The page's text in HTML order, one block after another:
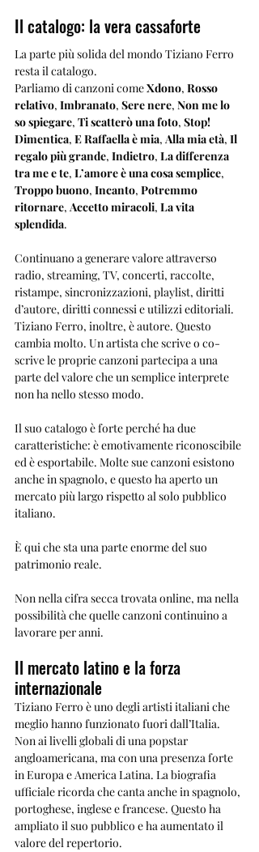
Il catalogo: la vera cassaforte
La parte più solida del mondo Tiziano Ferro
resta il catalogo.
Parliamo di canzoni come Xdono, Rosso
relativo, Imbranato, Sere nere, Non me lo
so spiegare, Ti scatterò una foto, Stop!
Dimentica, E Raffaella è mia, Alla mia età, Il
regalo più grande, Indietro, La differenza
tra me e te, L’amore è una cosa semplice,
Troppo buono, Incanto, Potremmo
ritornare, Accetto miracoli, La vita
splendida.
Continuano a generare valore attraverso
radio, streaming, TV, concerti, raccolte,
ristampe, sincronizzazioni, playlist, diritti
d’autore, diritti connessi e utilizzi editoriali.
Tiziano Ferro, inoltre, è autore. Questo
cambia molto. Un artista che scrive o co-
scrive le proprie canzoni partecipa a una
parte del valore che un semplice interprete
non ha nello stesso modo.
Il suo catalogo è forte perché ha due
caratteristiche: è emotivamente riconoscibile
ed è esportabile. Molte sue canzoni esistono
anche in spagnolo, e questo ha aperto un
mercato più largo rispetto al solo pubblico
italiano.
È qui che sta una parte enorme del suo
patrimonio reale.
Non nella cifra secca trovata online, ma nella
possibilità che quelle canzoni continuino a
lavorare per anni.
Il mercato latino e la forza
internazionale
Tiziano Ferro è uno degli artisti italiani che
meglio hanno funzionato fuori dall’Italia.
Non ai livelli globali di una popstar
angloamericana, ma con una presenza forte
in Europa e America Latina. La biografia
ufficiale ricorda che canta anche in spagnolo,
portoghese, inglese e francese. Questo ha
ampliato il suo pubblico e ha aumentato il
valore del repertorio.